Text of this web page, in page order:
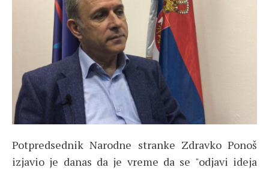
Potpredsednik Narodne stranke Zdravko Ponoš
izjavio je danas da je vreme da se "odjavi ideja